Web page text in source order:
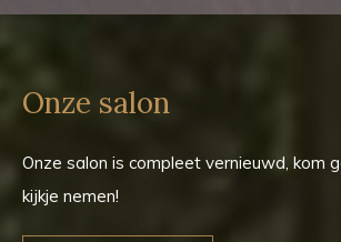
Onze salon
Onze salon is compleet vernieuwd, kom
kijkje nemen!